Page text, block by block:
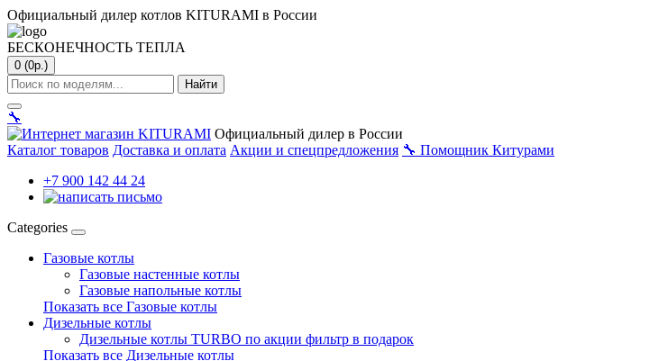
Официальный дилер котлов KITURAMI в России
БЕСКОНЕЧНОСТЬ ТЕПЛА
0 (0р.)
Найти
🔧
Официальный дилер в России
Каталог товаров Доставка и оплата Акции и спецпредложения 🔧 Помощник Китурами
+7 900 142 44 24
Categories
Газовые котлы
Газовые настенные котлы
Газовые напольные котлы
Показать все Газовые котлы
Дизельные котлы
Дизельные котлы TURBO по акции фильтр в подарок
Показать все Дизельные котлы